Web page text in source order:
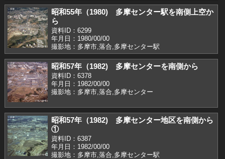
昭和55年（1980) 多摩センター駅を南側上空か
ら
資料ID：6299
年月日：1980/00/00
撮影地：多摩市,落合,多摩センター駅
昭和57年（1982) 多摩センターを南側から
資料ID：6378
年月日：1982/00/00
撮影地：多摩市,落合,多摩センター
昭和57年（1982) 多摩センター地区を南側から
①
資料ID：6387
年月日：1982/00/00
撮影地：多摩市,落合,多摩センター駅